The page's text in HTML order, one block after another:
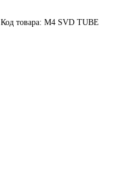
Код товара: M4 SVD TUBE